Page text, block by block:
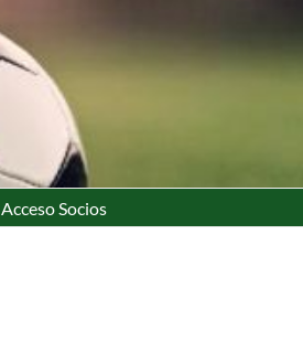
Acceso Socios